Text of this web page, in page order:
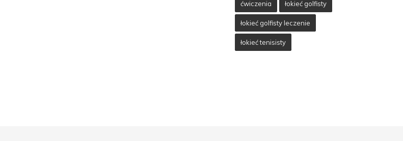
ćwiczenia łokieć golfisty
łokieć golfisty leczenie
łokieć tenisisty